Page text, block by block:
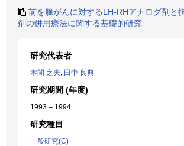
前を腺がんに対するLH-RHアナログ剤と
剤の併用療法に関する基礎的研究
研究代表者
本間 之夫, 田中 良典
研究期間 (年度)
1993 – 1994
研究種目
一般研究(C)